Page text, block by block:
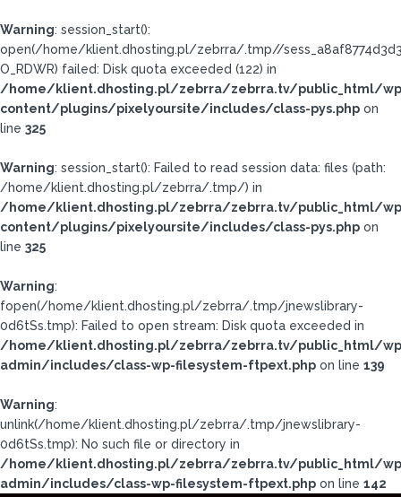
Warning: session_start():
open(/home/klient.dhosting.pl/zebrra/.tmp//
O_RDWR) failed: Disk quota exceeded (122) in
/home/klient.dhosting.pl/zebrra/zebrra.tv/public_html/
content/plugins/pixelyoursite/includes/class-pys.php on
line 325
Warning: session_start(): Failed to read session data: files (path:
/home/klient.dhosting.pl/zebrra/.tmp/) in
/home/klient.dhosting.pl/zebrra/zebrra.tv/public_html/
content/plugins/pixelyoursite/includes/class-pys.php on
line 325
Warning:
fopen(/home/klient.dhosting.pl/zebrra/.tmp/jnewslibrary-
0d6tSs.tmp): Failed to open stream: Disk quota exceeded in
/home/klient.dhosting.pl/zebrra/zebrra.tv/public_html/
admin/includes/class-wp-filesystem-ftpext.php on line 139
Warning:
unlink(/home/klient.dhosting.pl/zebrra/.tmp/jnewslibrary-
0d6tSs.tmp): No such file or directory in
/home/klient.dhosting.pl/zebrra/zebrra.tv/public_html/
admin/includes/class-wp-filesystem-ftpext.php on line 142